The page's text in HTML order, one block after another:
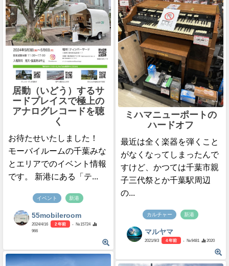
居動（いどう）するサ
ードプレイスで極上の
アナログレコードを聴
く
お待たせいたしました！
モーバイルームの千葉みな
とエリアでのイベント情報
です。 新港にある「テ...
イベント 新港
55mobileroom
2024/4/16 2 年前
- №15724
966
ミハマニューポートの
ハードオフ
最近は全く楽器を弾くこと
がなくなってしまったんで
すけど、かつては千葉市親
子三代祭とか千葉駅周辺
の...
カルチャー 新港
マルヤマ
2021/9/3 4 年前 - №9481 2020